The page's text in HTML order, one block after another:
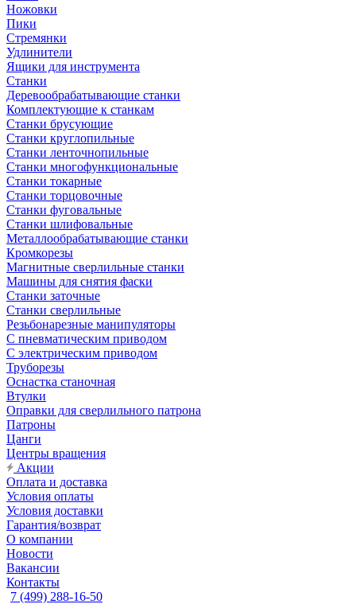
Ножовки
Пики
Стремянки
Удлинители
Ящики для инструмента
Станки
Деревообрабатывающие станки
Комплектующие к станкам
Станки брусующие
Станки круглопильные
Станки ленточнопильные
Станки многофункциональные
Станки токарные
Станки торцовочные
Станки фуговальные
Станки шлифовальные
Металлообрабатывающие станки
Кромкорезы
Магнитные сверлильные станки
Машины для снятия фаски
Станки заточные
Станки сверлильные
Резьбонарезные манипуляторы
С пневматическим приводом
С электрическим приводом
Труборезы
Оснастка станочная
Втулки
Оправки для сверлильного патрона
Патроны
Цанги
Центры вращения
Акции
Оплата и доставка
Условия оплаты
Условия доставки
Гарантия/возврат
О компании
Новости
Вакансии
Контакты
7 (499) 288-16-50